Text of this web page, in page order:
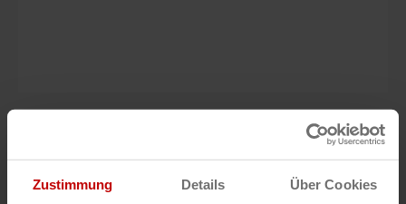
Zustimmung Details Über Cookies
DE